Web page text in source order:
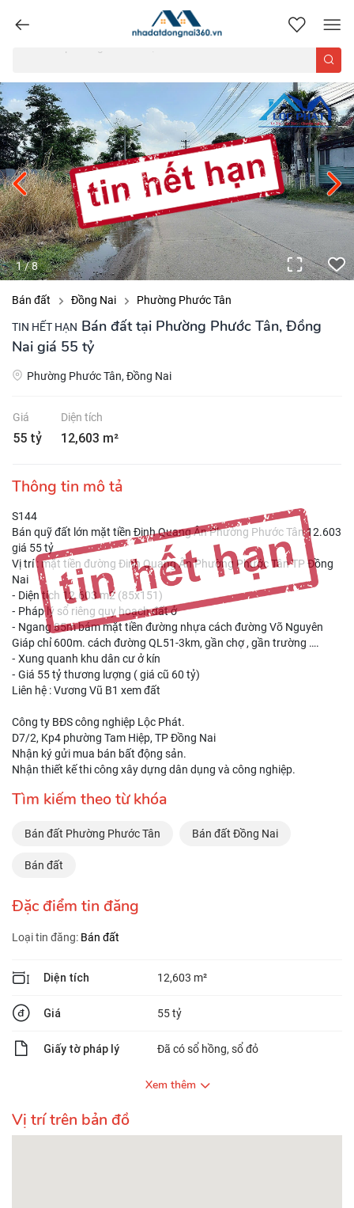
nhadatdongnai360.vn
1/8
Bán đất Đồng Nai Phường Phước Tân
TIN HẾT HẠN Bán đất tại Phường Phước Tân, Đồng
Nai giá 55 tỷ
Phường Phước Tân, Đồng Nai
Giá
55 tỷ
Diện tích
12,603 m²
Thông tin mô tả
S144
Bán quỹ đất lớn mặt tiền Đinh Quang Ân Phường Phước Tân 12.603
giá 55 tỷ
Vị trí : mặt tiền đường Đinh Quang Ân Phường Phước Tân TP Đồng
Nai
⁃ Diện tích 12.603 m2 (85x151)
⁃ Pháp lý sổ riêng quy hoạch đất ở
⁃ Ngang 85m bám mặt tiền đường nhựa cách đường Võ Nguyên
Giáp chỉ 600m. cách đường QL51-3km, gần chợ , gần trường ….
⁃ Xung quanh khu dân cư ở kín
⁃ Giá 55 tỷ thương lượng ( giá cũ 60 tỷ)
Liên hệ : Vương Vũ B1 xem đất
Công ty BĐS công nghiệp Lộc Phát.
D7/2, Kp4 phường Tam Hiệp, TP Đồng Nai
Nhận ký gửi mua bán bất động sản.
Nhận thiết kế thi công xây dựng dân dụng và công nghiệp.
Tìm kiếm theo từ khóa
Bán đất Phường Phước Tân Bán đất Đồng Nai
Bán đất
Đặc điểm tin đăng
Loại tin đăng: Bán đất
Diện tích 12,603 m²
Giá 55 tỷ
Giấy tờ pháp lý Đã có sổ hồng, sổ đỏ
Xem thêm
Vị trí trên bản đồ